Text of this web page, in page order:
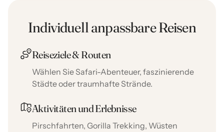
Individuell anpassbare Reisen
Reiseziele & Routen
Wählen Sie Safari-Abenteuer, faszinierende
Städte oder traumhafte Strände.
Aktivitäten und Erlebnisse
Pirschfahrten, Gorilla Trekking, Wüsten